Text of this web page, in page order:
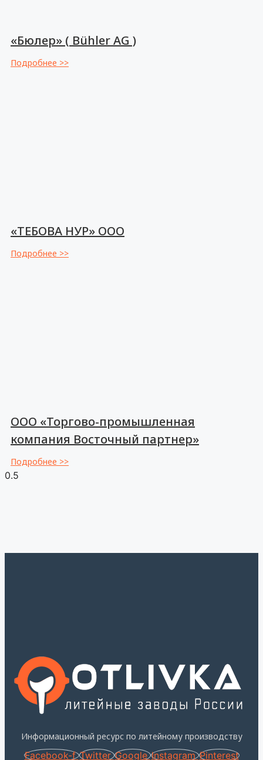
«Бюлер» ( Bühler AG )
Подробнее >>
«ТЕБОВА НУР» ООО
Подробнее >>
ООО «Торгово-промышленная
компания Восточный партнер»
Подробнее >>
Информационный ресурс по литейному производству
Facebook-f Twitter Google Instagram Pinterest